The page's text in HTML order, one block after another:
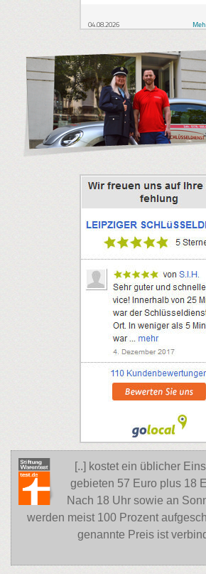
[..] kostet ein üblicher
gebieten 57 Euro plus 18
Nach 18 Uhr sowie an
werden meist 100 Prozent
genannte Preis ist